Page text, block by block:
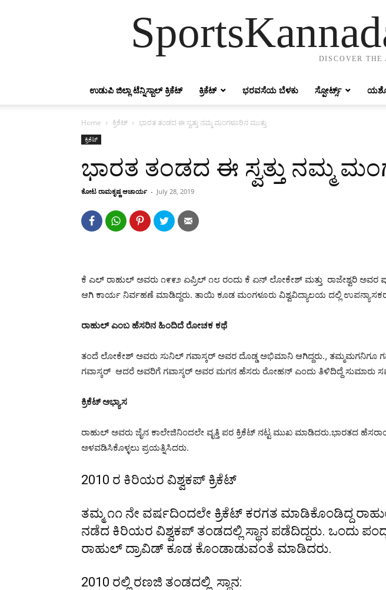
DISCOVER THE
ಉಡುಪಿ ಜಿಲ್ಲಾ ಟೆನ್ನಿಸ್ಬಾಲ್ ಕ್ರಿಕೆಟ್ ಕ್ರಿಕೆಟ್ ಭರವಸೆಯ ಬೆಳಕು ಸ್ಪೋರ್ಟ್ಸ್
Home ಕ್ರಿಕೆಟ್ ಭಾರತ ತಂಡದ ಈ ಸ್ವತ್ತು ನಮ್ಮ ಮಂಗಳೂರಿನ ಮುತ್ತು
ಕ್ರಿಕೆಟ್
ಭಾರತ ತಂಡದ ಈ ಸ್ವತ್ತು ನಮ್ಮ
ಕೋಟ ರಾಮಕೃಷ್ಣ ಆಚಾರ್ಯ - July 28, 2019
ಕೆ ಎಲ್ ರಾಹುಲ್ ಅವರು ೧೯೯೨ ಏಪ್ರಿಲ್ ೧೮ ರಂದು ಕೆ ಏನ್ ಲೋಕೇಶ್ ಮತ್ತು ರಾಜೇಶ್ವರಿ ಅವರ
ಆಗಿ ಕಾರ್ಯ ನಿರ್ವಹಣೆ ಮಾಡಿದ್ದರು. ತಾಯಿ ಕೂಡ ಮಂಗಳೂರು ವಿಶ್ವವಿದ್ಯಾಲಯ ದಲ್ಲಿ
ರಾಹುಲ್ ಎಂಬ ಹೆಸರಿನ ಹಿಂದಿದೆ ರೋಚಕ ಕಥೆ
ತಂದೆ ಲೋಕೇಶ್ ಅವರು ಸುನಿಲ್ ಗವಾಸ್ಕರ್ ಅವರ ದೊಡ್ಡ ಅಭಿಮಾನಿ ಆಗಿದ್ದರು.,
ಗವಾಸ್ಕರ್ ಆದರೆ ಅವರಿಗೆ ಗವಾಸ್ಕರ್ ಅವರ ಮಗನ ಹೆಸರು ರೋಹನ್ ಎಂದು ತಿಳಿದಿದ್ದೆ ಸುಮಾರು
ಕ್ರಿಕೆಟ್ಅಭ್ಯಾಸ
ರಾಹುಲ್ ಅವರು ಜೈನ ಕಾಲೇಜಿನಿಂದಲೇ ವೃತ್ತಿ ಪರ ಕ್ರಿಕೆಟ್ ನಟ್ಟ ಮುಖ ಮಾಡಿದರು.ಭಾರತದ
ಅಳವಡಿಸಿಕೊಳ್ಳಲು ಪ್ರಯತ್ನಿಸಿದರು.
2010 ರ ಕಿರಿಯರ ವಿಶ್ವಕಪ್ ಕ್ರಿಕೆಟ್
ತಮ್ಮ ೧೧ ನೇ ವರ್ಷದಿಂದಲೇ ಕ್ರಿಕೆಟ್ ಕರಗತ ಮಾಡಿಕೊಂಡಿದ್ದ
ನಡೆದ ಕಿರಿಯರ ವಿಶ್ವಕಪ್ ತಂಡದಲ್ಲಿ ಸ್ಥಾನ ಪಡೆದಿದ್ದರು. ಒಂದು
ರಾಹುಲ್ ದ್ರಾವಿಡ್ ಕೂಡ ಕೊಂಡಾಡುವಂತೆ ಮಾಡಿದರು.
2010 ರಲ್ಲಿ ರಣಜಿ ತಂಡದಲ್ಲಿ ಸ್ಥಾನ: